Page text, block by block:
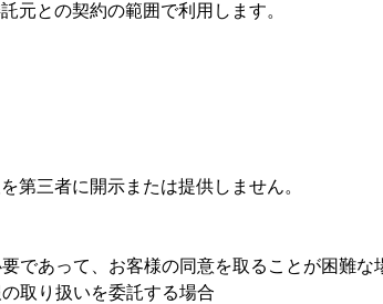
元との契約の範囲で利用します。
第三者に開示または提供しません。
であって、お客様の同意を取ることが困難な
取り扱いを委託する場合